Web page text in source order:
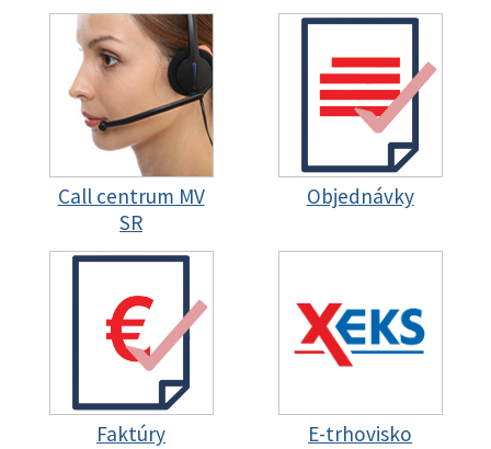
Call centrum MV
SR
Objednávky
Faktúry E-trhovisko